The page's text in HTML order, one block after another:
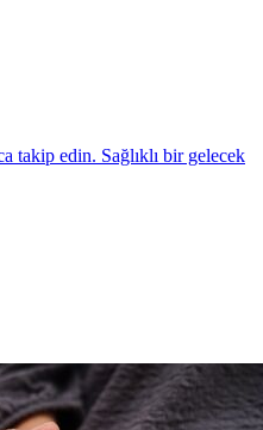
takip edin. Sağlıklı bir gelecek